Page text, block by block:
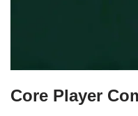
Core Player